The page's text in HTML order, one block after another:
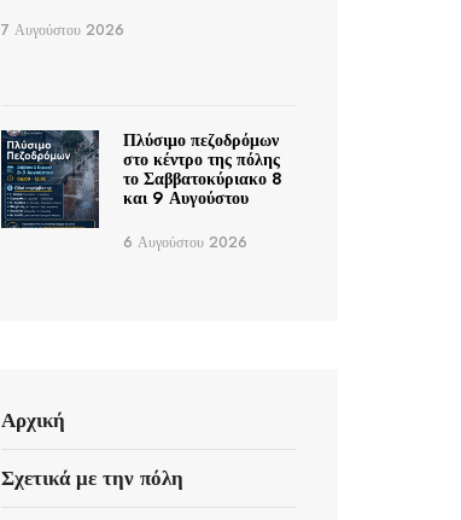
7 Αυγούστου 2026
Πλύσιμο πεζοδρόμων
στο κέντρο της πόλης
το Σαββατοκύριακο 8
και 9 Αυγούστου
6 Αυγούστου 2026
Αρχική
Σχετικά με την πόλη